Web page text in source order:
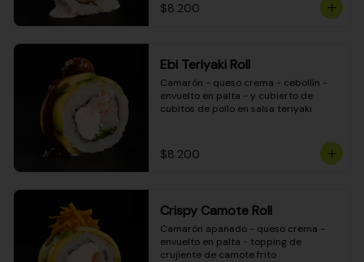
$8.200
Ebi Teriyaki Roll
Camarón - queso crema - cebollín -
envuelto en palta - y cubierto de
cubitos de pollo en salsa teriyaki
$8.200
Crispy Camote Roll
Camarón apanado - queso crema -
envuelto en palta - topping de
crujiente de camote frito